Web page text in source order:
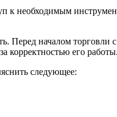
к необходимым
Перед началом торговли
корректностью его работы.
следующее: